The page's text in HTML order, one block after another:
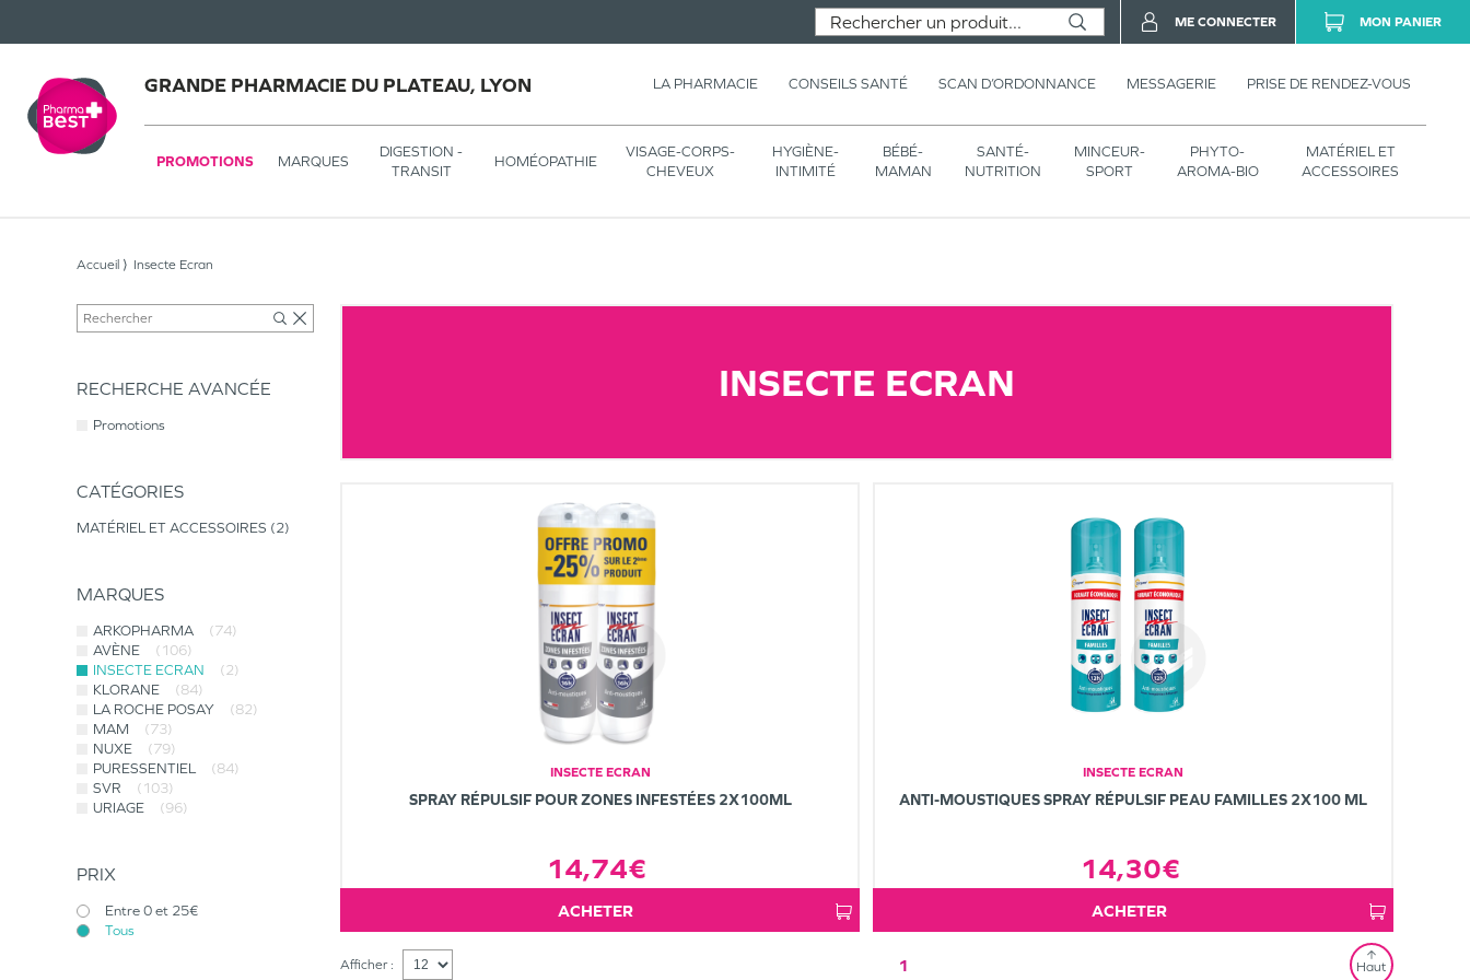
GRANDE PHARMACIE DU PLATEAU, LYON LA PHARMACIE CONSEILS SANTÉ SCAN D’ORDONNANCE MESSAGERIE PRISE DE RENDEZ-VOUS
PROMOTIONS MARQUES
DIGESTION -
TRANSIT
HOMÉOPATHIE
VISAGE-CORPS-
CHEVEUX
HYGIÈNE-
INTIMITÉ
BÉBÉ-
MAMAN
SANTÉ-
NUTRITION
MINCEUR-
SPORT
PHYTO-
AROMA-BIO
MATÉRIEL ET
ACCESSOIRES
ME CONNECTER MON PANIER
Accueil Insecte Ecran
RECHERCHE AVANCÉE
Promotions
CATÉGORIES
MATÉRIEL ET ACCESSOIRES 2
MARQUES
ARKOPHARMA
(74)
AVÈNE
(106)
INSECTE ECRAN
(2)
KLORANE
(84)
LA ROCHE POSAY
(82)
MAM
(73)
NUXE
(79)
PURESSENTIEL
(84)
SVR
(103)
URIAGE
(96)
PRIX
Entre 0 et 25€
Tous
INSECTE ECRAN
INSECTE ECRAN
SPRAY RÉPULSIF POUR ZONES INFESTÉES 2X100ML
14,74€
ACHETER
INSECTE ECRAN
ANTI-MOUSTIQUES SPRAY RÉPULSIF PEAU FAMILLES 2X100 ML
14,30€
ACHETER
Afficher : 1 Haut